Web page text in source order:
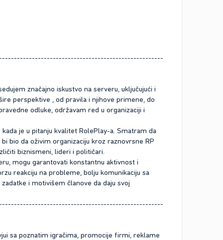
značajno iskustvo na serveru, uključujući i
perspektive , od pravila i njihove primene, do
odluke, održavam red u organizaciji i
je u pitanju kvalitet RolePlay-a. Smatram da
bio da oživim organizaciju kroz raznovrsne RP
biznismeni, lideri i političari.
mogu garantovati konstantnu aktivnost i
reakciju na probleme, bolju komunikaciju sa
i motivišem članove da daju svoj
sa poznatim igračima, promocije firmi, reklame